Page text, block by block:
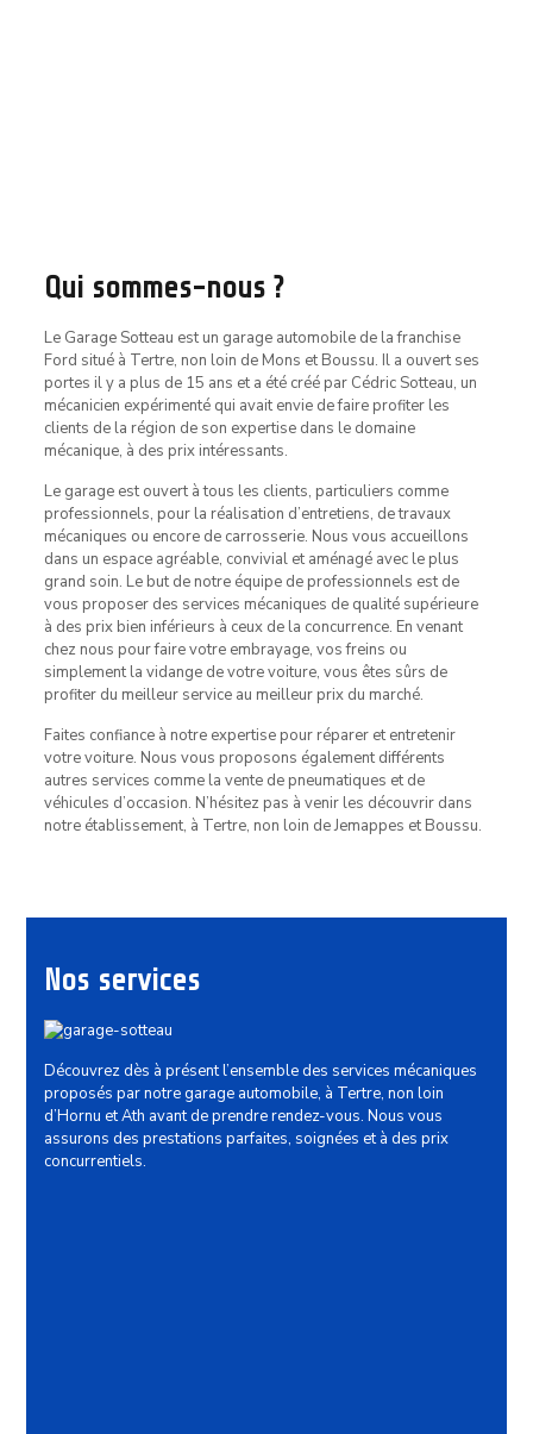
Qui sommes-nous ?
Le Garage Sotteau est un garage automobile de la franchise
Ford situé à Tertre, non loin de Mons et Boussu. Il a ouvert ses
portes il y a plus de 15 ans et a été créé par Cédric Sotteau, un
mécanicien expérimenté qui avait envie de faire profiter les
clients de la région de son expertise dans le domaine
mécanique, à des prix intéressants.
Le garage est ouvert à tous les clients, particuliers comme
professionnels, pour la réalisation d’entretiens, de travaux
mécaniques ou encore de carrosserie. Nous vous accueillons
dans un espace agréable, convivial et aménagé avec le plus
grand soin. Le but de notre équipe de professionnels est de
vous proposer des services mécaniques de qualité supérieure
à des prix bien inférieurs à ceux de la concurrence. En venant
chez nous pour faire votre embrayage, vos freins ou
simplement la vidange de votre voiture, vous êtes sûrs de
profiter du meilleur service au meilleur prix du marché.
Faites confiance à notre expertise pour réparer et entretenir
votre voiture. Nous vous proposons également différents
autres services comme la vente de pneumatiques et de
véhicules d’occasion. N’hésitez pas à venir les découvrir dans
notre établissement, à Tertre, non loin de Jemappes et Boussu.
Nos services
Découvrez dès à présent l’ensemble des services mécaniques
proposés par notre garage automobile, à Tertre, non loin
d’Hornu et Ath avant de prendre rendez-vous. Nous vous
assurons des prestations parfaites, soignées et à des prix
concurrentiels.